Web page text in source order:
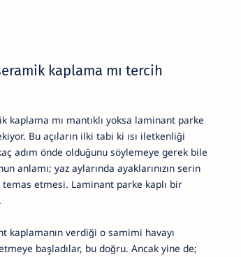
kaplama mı tercih
kaplama mı mantıklı yoksa laminant parke
Bu açıların ilki tabi ki ısı iletkenliği
adım önde olduğunu söylemeye gerek bile
anlamı; yaz aylarında ayaklarınızın serin
temas etmesi. Laminant parke kaplı bir
kaplamanın verdiği o samimi havayı
başladılar, bu doğru. Ancak yine de;